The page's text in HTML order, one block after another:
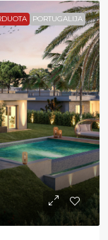
PORTUGALIJA